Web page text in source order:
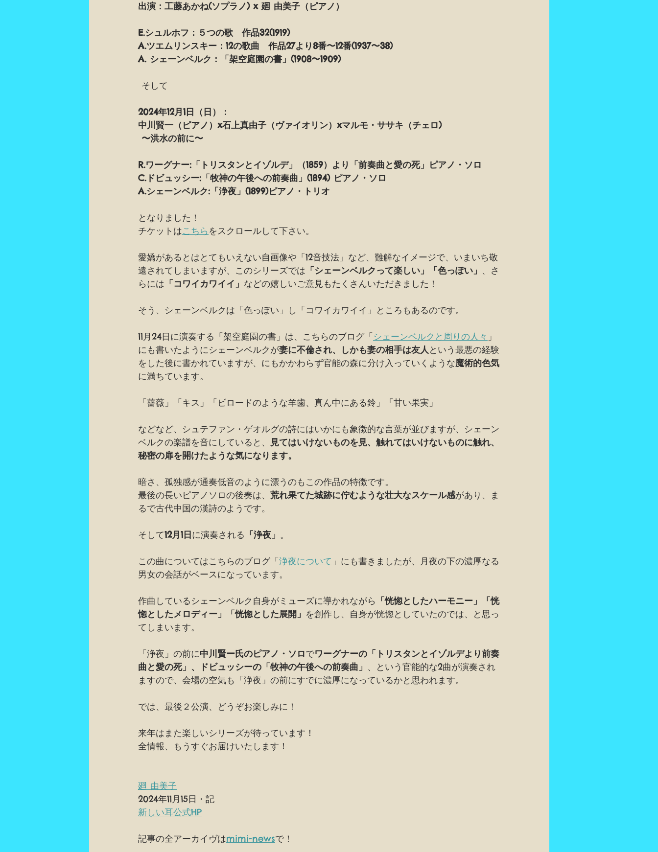
出演：工藤あかね(ソプラノ) x 廻 由美子（ピアノ）
E.シュルホフ：５つの歌　作品32(1919)
A.ツエムリンスキー：12の歌曲　作品27より8番〜12番(1937〜38)
A. シェーンベルク：「架空庭園の書」(1908〜1909)
そして
2024年12月1日（日）：
中川賢一（ピアノ）x石上真由子（ヴァイオリン）xマルモ・ササキ（チェロ)
〜洪水の前に〜
R.ワーグナー:「トリスタンとイゾルデ」（1859）より「前奏曲と愛の死」ピアノ・ソロ
C.ドビュッシー:「牧神の午後への前奏曲」(1894) ピアノ・ソロ
A.シェーンベルク:「浄夜」(1899)ピアノ・トリオ
となりました！
チケットはこちら をスクロールして下さい。
愛嬌があるとはとてもいえない自画像や「12音技法」など、難解なイメージで、いまいち敬
遠されてしまいますが、このシリーズでは 「シェーンベルクって楽しい」「色っぽい」 、さ
らには 「コワイカワイイ」 などの嬉しいご意見もたくさんいただきました！
そう、シェーンベルクは「色っぽい」し「コワイカワイイ」ところもあるのです。
11月24日に演奏する「架空庭園の書」は、こちらのブログ「シェーンベルクと周りの人々 」
にも書いたようにシェーンベルクが妻に不倫され、しかも妻の相手は友人という最悪の経験
をした後に書かれていますが、にもかかわらず官能の森に分け入っていくような魔術的色気
に満ちています。
「薔薇」「キス」「ビロードのような羊歯、真ん中にある鈴」「甘い果実」
などなど、シュテファン・ゲオルグの詩にはいかにも象徴的な言葉が並びますが、シェーン
ベルクの楽譜を音にしていると、
見てはいけないものを見、触れてはいけないものに触れ、
秘密の扉を開けたような気になります。
暗さ、孤独感が通奏低音のように漂うのもこの作品の特徴です。
最後の長いピアノソロの後奏は、 荒れ果てた城跡に佇むような壮大なスケール感があり、ま
るで古代中国の漢詩のようです。
そして12月1日に演奏される 「浄夜」 。
この曲についてはこちらのブログ「浄夜について 」にも書きましたが、月夜の下の濃厚なる
男女の会話がベースになっています。
作曲しているシェーンベルク自身がミューズに導かれながら 「恍惚としたハーモニー」「恍
惚としたメロディー」「恍惚とした展開」 を創作し、自身が恍惚としていたのでは、と思っ
てしまいます。
「浄夜」の前に中川賢ー氏のピアノ・ソロでワーグナーの「トリスタンとイゾルデより前奏
曲と愛の死」、ドビュッシーの「牧神の午後への前奏曲」 、という官能的な2曲が演奏され
ますので、会場の空気も「浄夜」の前にすでに濃厚になっているかと思われます。
では、最後２公演、どうぞお楽しみに！
来年はまた楽しいシリーズが待っています！
全情報、もうすぐお届けいたします！
廻 由美子
2024年11月15日・記
新しい耳公式HP
記事の全アーカイヴはmimi-newsで！